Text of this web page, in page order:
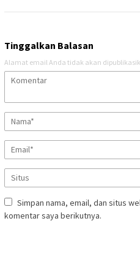
Tinggalkan Balasan
Alamat email Anda tidak akan
Simpan nama, email, dan situs
komentar saya berikutnya.